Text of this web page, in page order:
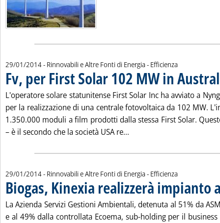
29/01/2014- Rinnovabili e Altre Fonti di Energia - Efficienza
Fv, per First Solar 102 MW in
L'operatore solare statunitense First Solar Inc ha avviato a
per la realizzazione di una centrale fotovoltaica da 102 MW.
1.350.000 moduli a film prodotti dalla stessa First Solar.
– è il secondo che la società USA re...
29/01/2014- Rinnovabili e Altre Fonti di Energia - Efficienza
Biogas, Kinexia realizzerà impianto
La Azienda Servizi Gestioni Ambientali, detenuta al 51% da
e al 49% dalla controllata Ecoema, sub-holding per il